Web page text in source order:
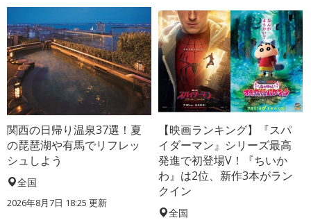
関西の日帰り温泉37選！夏
の琵琶湖や有馬でリフレッ
シュしよう
全国
2026年8月7日 18:25 更新
【映画ランキング】『スパ
イダーマン』シリーズ最高
発進で初登場V！『ちいか
わ』は2位、新作3本がラン
クイン
全国